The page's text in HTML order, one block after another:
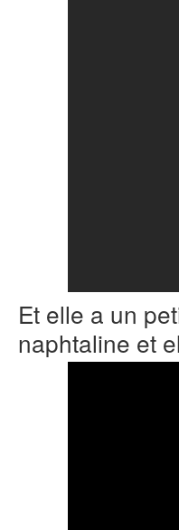
Et elle a un
naphtaline et